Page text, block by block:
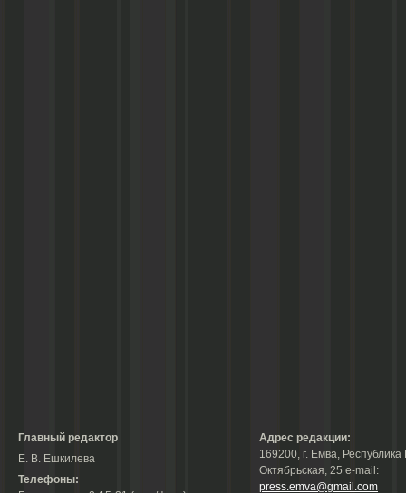
Главный редактор
Е. В. Ешкилева
Телефоны:
Гл. редактор: 2-15-31 (тел./факс);
Адрес редакции:
169200, г. Емва, Республика
Октябрьская, 25 е-mail:
press.emva@gmail.com